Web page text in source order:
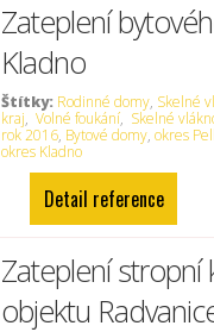
Zateplení
Kladno
Štítky: Rodinné domy, Skelné
kraj, Volné foukání, Skelné
rok 2016, Bytové domy,okres
okres Kladno
Detail reference
Zateplení stropní
objektu